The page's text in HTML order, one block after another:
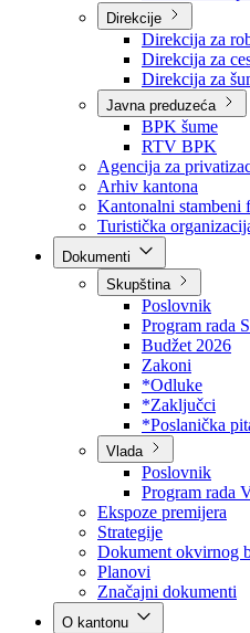
Uprave
Kantonalna
Kantonalna
Direkcije
Direkcija za
Direkcija za
Direkcija za
Javna preduzeća
BPK šume
RTV BPK
Agencija za
Arhiv kantona
Kantonalni stambeni
Turistička organizacija
Skupština
Poslovnik
Program rada
Budžet 2026
Zakoni
*Odluke
*Zaključci
*Poslanička
Vlada
Poslovnik
Program rada
Ekspoze premijera
Strategije
Dokument okvirnog